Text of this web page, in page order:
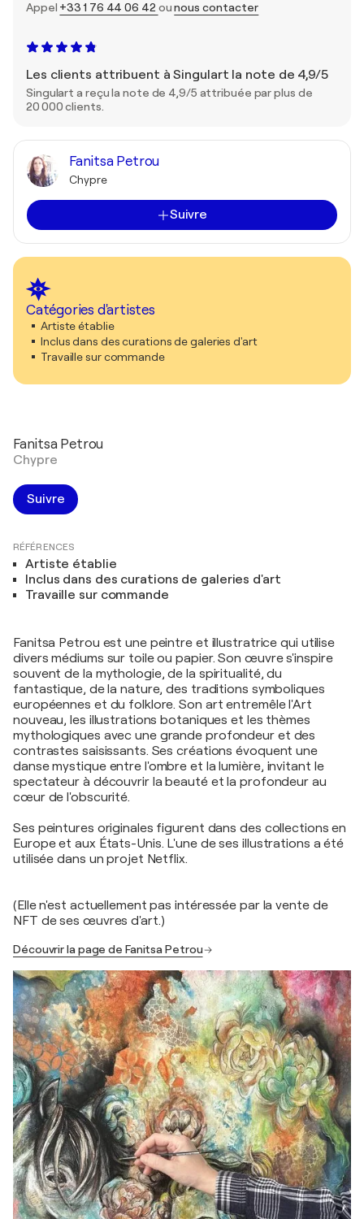
Appel +33 1 76 44 06 42ounous contacter
Les clients attribuent à Singulart la note de 4,9/5
Singulart a reçu la note de 4,9/5 attribuée par plus de
20 000 clients.
Fanitsa Petrou
Chypre
Suivre
Catégories d'artistes
Artiste établie
Inclus dans des curations de galeries d'art
Travaille sur commande
Fanitsa Petrou
Chypre
Suivre
RÉFÉRENCES
Artiste établie
Inclus dans des curations de galeries d'art
Travaille sur commande
Fanitsa Petrou est une peintre et illustratrice qui utilise
divers médiums sur toile ou papier. Son œuvre s'inspire
souvent de la mythologie, de la spiritualité, du
fantastique, de la nature, des traditions symboliques
européennes et du folklore. Son art entremêle l'Art
nouveau, les illustrations botaniques et les thèmes
mythologiques avec une grande profondeur et des
contrastes saisissants. Ses créations évoquent une
danse mystique entre l'ombre et la lumière, invitant le
spectateur à découvrir la beauté et la profondeur au
cœur de l'obscurité.
Ses peintures originales figurent dans des collections en
Europe et aux États-Unis. L'une de ses illustrations a été
utilisée dans un projet Netflix.
(Elle n'est actuellement pas intéressée par la vente de
NFT de ses œuvres d'art.)
Découvrir la page de Fanitsa Petrou